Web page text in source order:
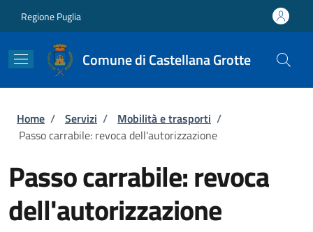
Regione Puglia
Comune di Castellana Grotte
Briciole di pane
Home / Servizi / Mobilità e trasporti /
Passo carrabile: revoca dell'autorizzazione
Passo carrabile: revoca
dell'autorizzazione